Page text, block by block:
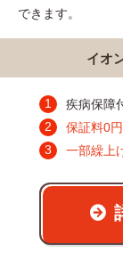
できます。
イオ
疾病保障
保証料0円
一部繰上